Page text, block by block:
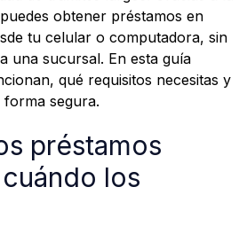
obtener préstamos en
tu celular o computadora, sin
una sucursal. En esta guía
qué requisitos necesitas y
segura.
préstamos
los